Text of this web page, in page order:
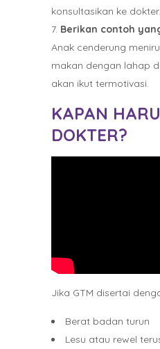
konsultasikan ke dokter.
Berikan contoh
Anak cenderung
makan dengan lahap
akan ikut termotivasi.
KAPAN
DOKTER?
Jika GTM disertai
Berat badan turun
Lesu atau rewel